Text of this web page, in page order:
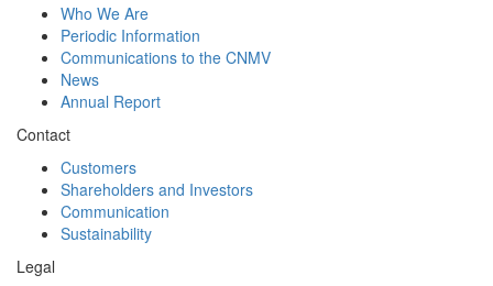
Who We Are
Periodic Information
Communications to the CNMV
News
Annual Report
Contact
Customers
Shareholders and Investors
Communication
Sustainability
Legal